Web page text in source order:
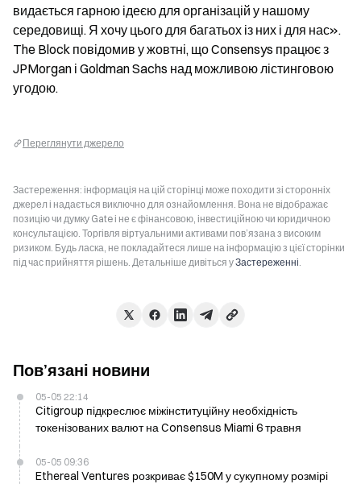
видається гарною ідеєю для організацій у нашому
середовищі. Я хочу цього для багатьох із них і для нас».
The Block повідомив у жовтні, що Consensys працює з
JPMorgan і Goldman Sachs над можливою лістинговою
угодою.
Переглянути джерело
Застереження: інформація на цій сторінці може походити зі сторонніх
джерел і надається виключно для ознайомлення. Вона не відображає
позицію чи думку Gate і не є фінансовою, інвестиційною чи юридичною
консультацією. Торгівля віртуальними активами пов’язана з високим
ризиком. Будь ласка, не покладайтеся лише на інформацію з цієї сторінки
під час прийняття рішень. Детальніше дивіться уЗастереженні.
Пов’язані новини
05-05 22:14
Citigroup підкреслює міжінституційну необхідність
токенізованих валют на Consensus Miami 6 травня
05-05 09:36
Ethereal Ventures розкриває $150M у сукупному розмірі